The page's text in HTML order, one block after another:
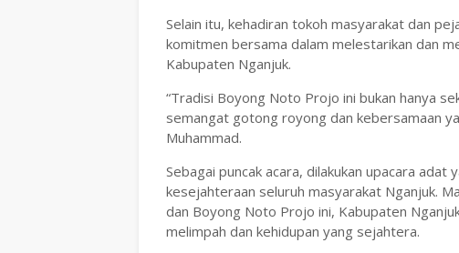
Selain itu, kehadiran tokoh masyarakat dan
komitmen bersama dalam melestarikan dan
Kabupaten Nganjuk.
“Tradisi Boyong Noto Projo ini bukan hanya
semangat gotong royong dan kebersamaan
Muhammad.
Sebagai puncak acara, dilakukan upacara
kesejahteraan seluruh masyarakat Nganjuk.
dan Boyong Noto Projo ini, Kabupaten
melimpah dan kehidupan yang sejahtera.